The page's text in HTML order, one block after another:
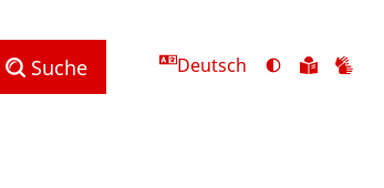
Suche Deutsch
Ansicht
Zu